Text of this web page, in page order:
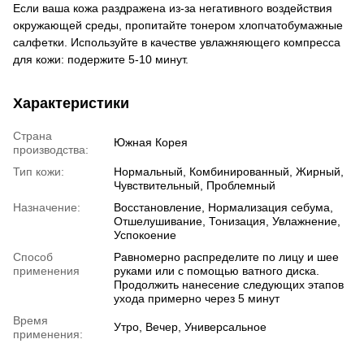
Если ваша кожа раздражена из-за негативного воздействия
окружающей среды, пропитайте тонером хлопчатобумажные
салфетки. Используйте в качестве увлажняющего компресса
для кожи: подержите 5-10 минут.
Характеристики
Страна
производства:
Южная Корея
Тип кожи:
Нормальный, Комбинированный, Жирный,
Чувствительный, Проблемный
Назначение:
Восстановление, Нормализация себума,
Отшелушивание, Тонизация, Увлажнение,
Успокоение
Способ
применения
Равномерно распределите по лицу и шее
руками или с помощью ватного диска.
Продолжить нанесение следующих этапов
ухода примерно через 5 минут
Время
применения:
Утро, Вечер, Универсальное